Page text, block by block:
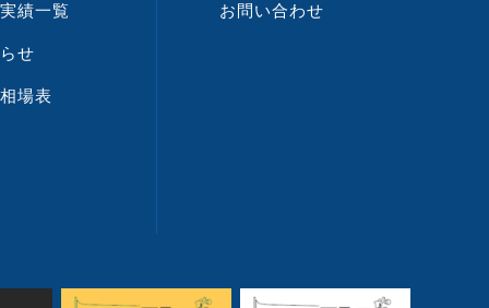
績一覧
せ
場表
お問い合わせ